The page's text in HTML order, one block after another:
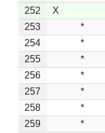
252
X
253
*
254
*
255
*
256
*
257
*
258
*
259
*